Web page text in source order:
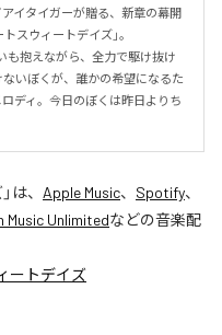
イタイガーが贈る、新章の幕開
スウィートデイズ」。
も抱えながら、全力で駆け抜け
いぼくが、誰かの希望になるた
ディ。今日のぼくは昨日よりち
」は、 Apple Music、 Spotify、
Music Unlimitedなどの音楽配
ートデイズ